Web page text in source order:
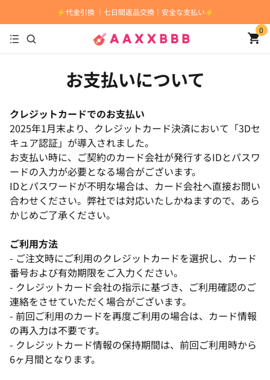
⚡️代金引換 ｜七日間返品交換｜安全な支払い⚡️
0
お支払いについて
クレジットカードでのお支払い
2025年1月末より、クレジットカード決済において「3Dセ
キュア認証」が導入されました。
お支払い時に、ご契約のカード会社が発行するIDとパスワ
ードの入力が必要となる場合がございます。
IDとパスワードが不明な場合は、カード会社へ直接お問い
合わせください。弊社では対応いたしかねますので、あら
かじめご了承ください。
ご利用方法
- ご注文時にご利用のクレジットカードを選択し、カード
番号および有効期限をご入力ください。
- クレジットカード会社の指示に基づき、ご利用確認のご
連絡をさせていただく場合がございます。
- 前回ご利用のカードを再度ご利用の場合は、カード情報
の再入力は不要です。
- クレジットカード情報の保持期間は、前回ご利用時から
6ヶ月間となります。